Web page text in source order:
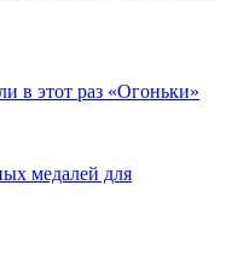
в этот раз «Огоньки»
медалей для